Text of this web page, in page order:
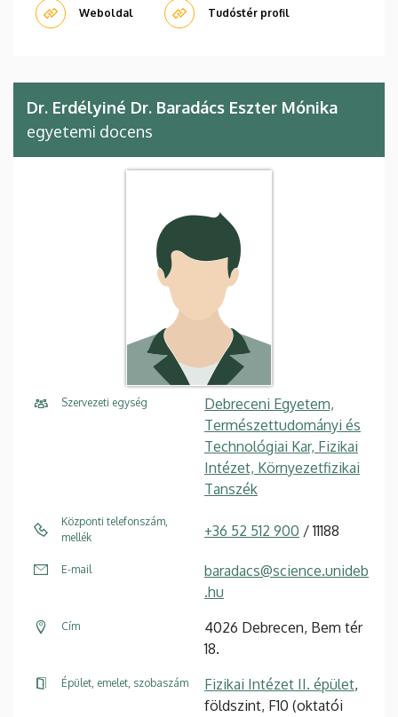
Weboldal Tudóstér profil
Dr. Erdélyiné Dr. Baradács Eszter Mónika
egyetemi docens
Szervezeti egység
Debreceni Egyetem,
Természettudományi és
Technológiai Kar, Fizikai
Intézet, Környezetfizikai
Tanszék
Központi telefonszám,
mellék
+36 52 512 900 / 11188
E-mail
baradacs@science.unideb
.hu
Cím
4026 Debrecen, Bem tér
18.
Épület, emelet, szobaszám Fizikai Intézet II. épület,
földszint, F10 (oktatói